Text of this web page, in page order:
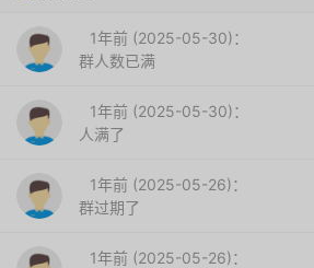
1年前 (2025-05-30)：
群人数已满
1年前 (2025-05-30)：
人满了
1年前 (2025-05-26)：
群过期了
1年前 (2025-05-26)：